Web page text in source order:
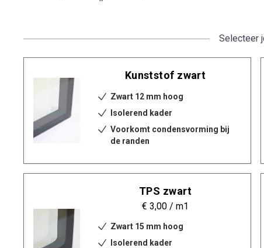
Selecteer
Kunststof zwart
Zwart 12 mm hoog
Isolerend kader
Voorkomt condensvorming bij
de randen
TPS zwart
€ 3,00 / m1
Zwart 15 mm hoog
Isolerend kader